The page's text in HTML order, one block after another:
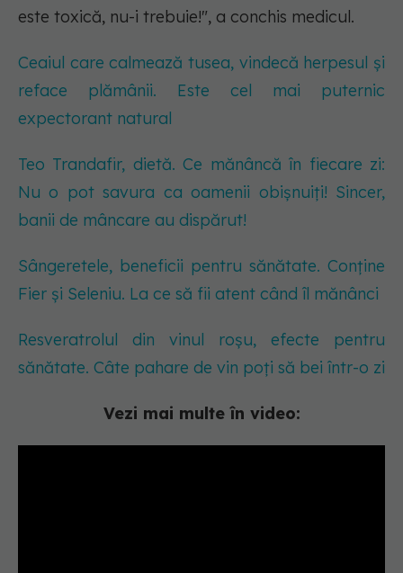
este toxică, nu-i trebuie!", a conchis medicul.
Ceaiul care calmează tusea, vindecă herpesul și
reface plămânii. Este cel mai puternic
expectorant natural
Teo Trandafir, dietă. Ce mănâncă în fiecare zi:
Nu o pot savura ca oamenii obișnuiți! Sincer,
banii de mâncare au dispărut!
Sângeretele, beneficii pentru sănătate. Conține
Fier și Seleniu. La ce să fii atent când îl mănânci
Resveratrolul din vinul roșu, efecte pentru
sănătate. Câte pahare de vin poți să bei într-o zi
Vezi mai multe în video: